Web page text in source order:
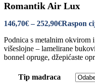
Romantik Air Lux
146,70€ – 252,90€Raspon
Podnica s metalnim okvirom
višeslojne – lamelirane
bonnel opruge, džepićaste
Tip madraca